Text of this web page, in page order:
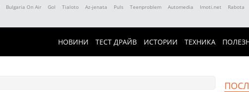
Bulgaria On Air Gol Tialoto Az-jenata Puls Teenproblem Automedia Imoti.net Rabota
НОВИНИ ТЕСТ ДРАЙВ ИСТОРИИ ТЕХНИКА